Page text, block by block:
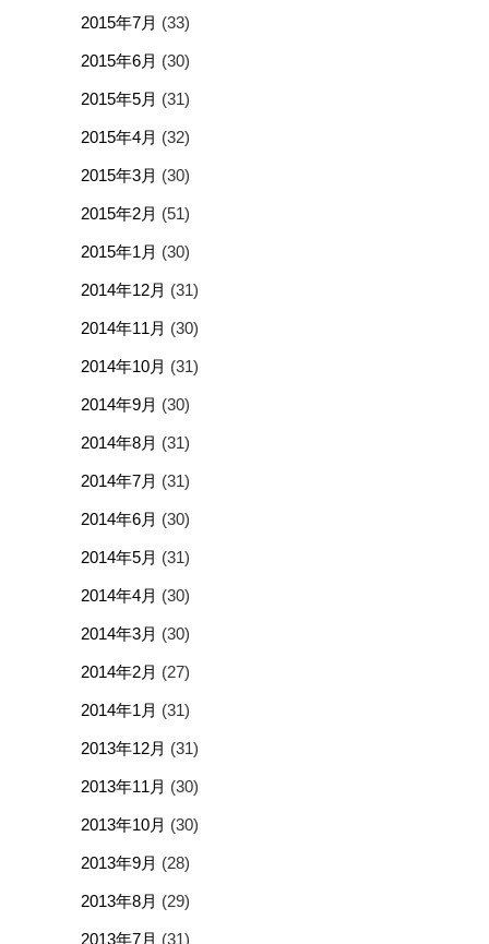
2015年7月 (33)
2015年6月 (30)
2015年5月 (31)
2015年4月 (32)
2015年3月 (30)
2015年2月 (51)
2015年1月 (30)
2014年12月 (31)
2014年11月 (30)
2014年10月 (31)
2014年9月 (30)
2014年8月 (31)
2014年7月 (31)
2014年6月 (30)
2014年5月 (31)
2014年4月 (30)
2014年3月 (30)
2014年2月 (27)
2014年1月 (31)
2013年12月 (31)
2013年11月 (30)
2013年10月 (30)
2013年9月 (28)
2013年8月 (29)
2013年7月 (31)